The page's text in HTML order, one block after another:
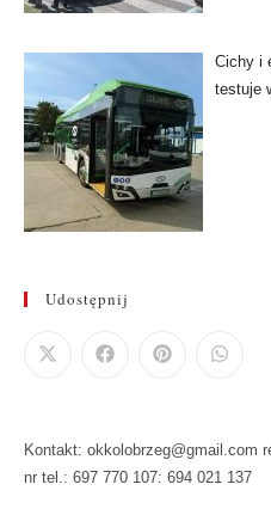
Cichy i
testuje
Udostępnij
Kontakt: okkolobrzeg@gmail.com
nr tel.: 697 770 107: 694 021 137